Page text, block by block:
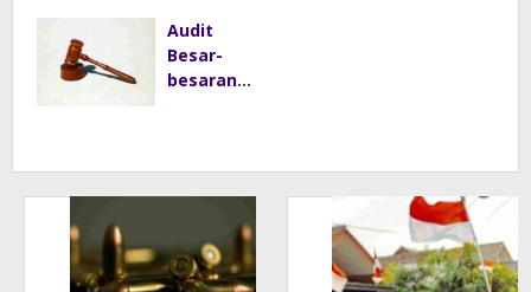
Bukti
Kasus
Dugaan
Fitnah
Audit
Besar-
besaran
Pengadaa
n
Program
MBG
Diperiksa